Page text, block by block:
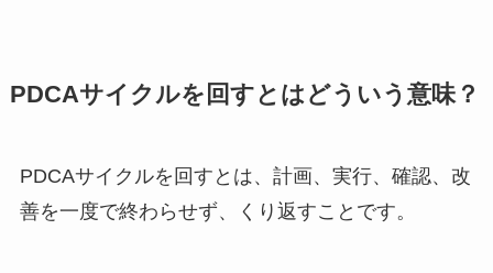
PDCAサイクルを回すとはどういう意味？
PDCAサイクルを回すとは、計画、実行、確認、改
善を一度で終わらせず、くり返すことです。